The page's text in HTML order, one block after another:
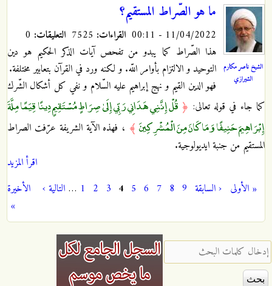
الشيخ ناصر مكارم
الشيرازي
ما هو الصّراط المستقيم؟
11/04/2022 - 00:11 القراءات: التعليقات:
هذا الصّراط كما يبدو من تفحص آيات الذكر الحكيم هو دين
التوحيد و الالتزام بأوامر اللّه. و لكنه ورد في القرآن بتعابير مختلفة.
فهو الدين القيم و نهج إبراهيم عليه السّلام و نفي كل أشكال الشّرك
كما جاء في قوله تعالى: ﴿ قُلْ إِنَّنِي هَدَانِي رَبِّي إِلَىٰ صِرَاطٍ مُسْتَقِيمٍ دِينًا قِيَمًا مِلَّةَ
إِبْرَاهِيمَ حَنِيفًا وَمَا كَانَ مِنَ الْمُشْرِكِينَ ﴾ ، فهذه الآية الشريفة عرّفت الصراط
المستقيم من جنبة ايديولوجية.
اقرأ المزيد
الصفحات
« الأولى ‹ السابقة 1 2 3 4 5 6 7 8 9
… التالية ›
الأخيرة
»
‏إدخال كلمات البحث ‏